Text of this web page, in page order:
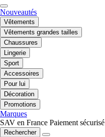
Nouveautés
Vêtements
Vêtements grandes tailles
Chaussures
Lingerie
Sport
Accessoires
Pour lui
Décoration
Promotions
Marques
SAV en France Paiement sécurisé
Rechercher